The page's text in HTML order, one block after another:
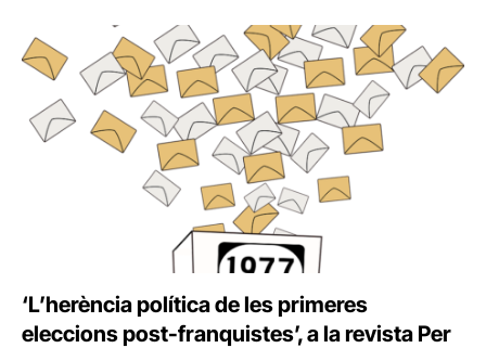
‘L’herència política de les primeres
eleccions post-franquistes’, a la revista Per